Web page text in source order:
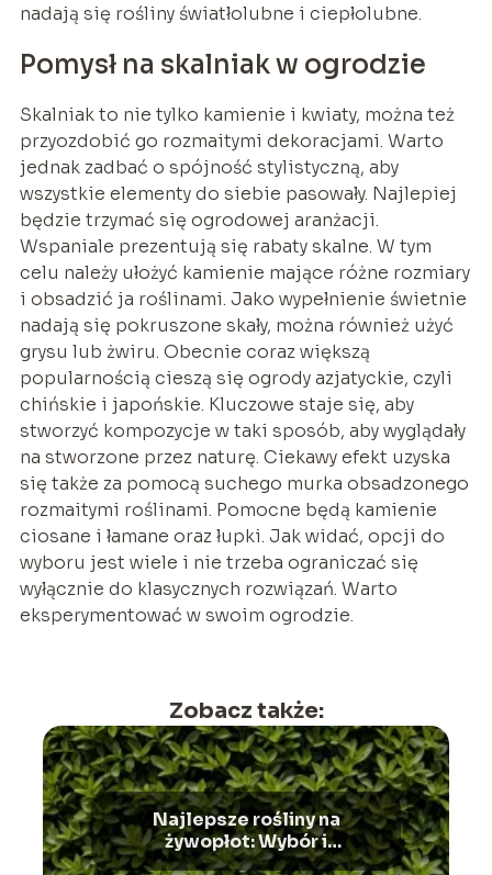
nadają się rośliny światłolubne i ciepłolubne.
Pomysł na skalniak w ogrodzie
Skalniak to nie tylko kamienie i kwiaty, można też
przyozdobić go rozmaitymi dekoracjami. Warto
jednak zadbać o spójność stylistyczną, aby
wszystkie elementy do siebie pasowały. Najlepiej
będzie trzymać się ogrodowej aranżacji.
Wspaniale prezentują się rabaty skalne. W tym
celu należy ułożyć kamienie mające różne rozmiary
i obsadzić ja roślinami. Jako wypełnienie świetnie
nadają się pokruszone skały, można również użyć
grysu lub żwiru. Obecnie coraz większą
popularnością cieszą się ogrody azjatyckie, czyli
chińskie i japońskie. Kluczowe staje się, aby
stworzyć kompozycje w taki sposób, aby wyglądały
na stworzone przez naturę. Ciekawy efekt uzyska
się także za pomocą suchego murka obsadzonego
rozmaitymi roślinami. Pomocne będą kamienie
ciosane i łamane oraz łupki. Jak widać, opcji do
wyboru jest wiele i nie trzeba ograniczać się
wyłącznie do klasycznych rozwiązań. Warto
eksperymentować w swoim ogrodzie.
Zobacz także:
Najlepsze rośliny na
żywopłot: Wybór i
pielęgnacja